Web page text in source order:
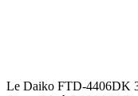
Le Daiko FTD-4406DK